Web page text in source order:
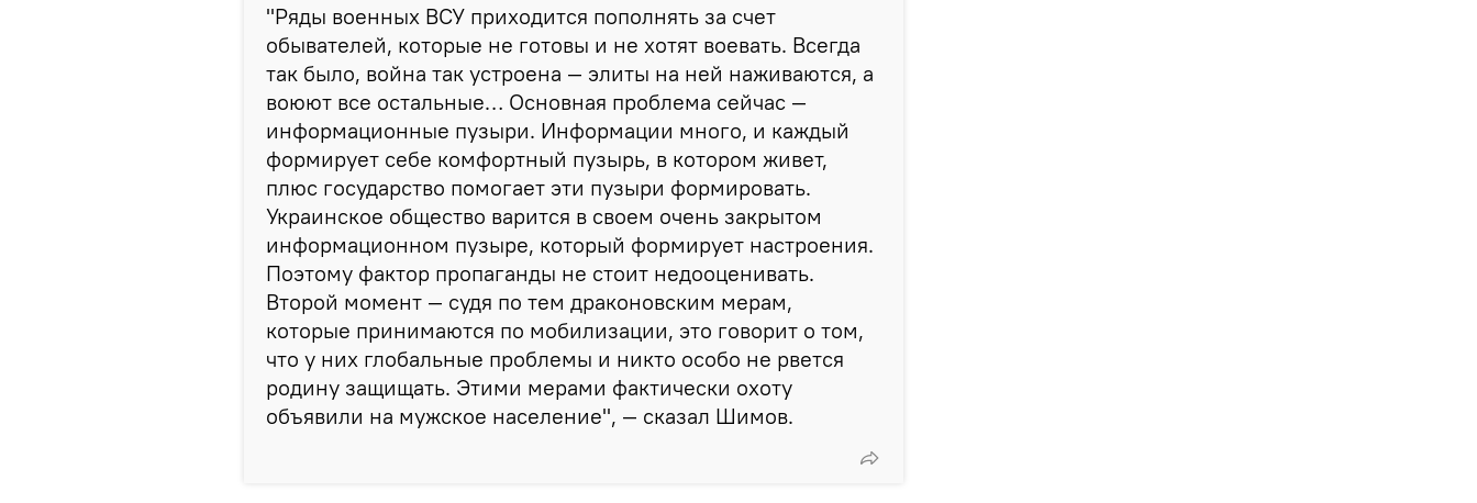
"Ряды военных ВСУ приходится пополнять за счет
обывателей, которые не готовы и не хотят воевать. Всегда
так было, война так устроена — элиты на ней наживаются, а
воюют все остальные… Основная проблема сейчас —
информационные пузыри. Информации много, и каждый
формирует себе комфортный пузырь, в котором живет,
плюс государство помогает эти пузыри формировать.
Украинское общество варится в своем очень закрытом
информационном пузыре, который формирует настроения.
Поэтому фактор пропаганды не стоит недооценивать.
Второй момент ― судя по тем драконовским мерам,
которые принимаются по мобилизации, это говорит о том,
что у них глобальные проблемы и никто особо не рвется
родину защищать. Этими мерами фактически охоту
объявили на мужское население", ― сказал Шимов.